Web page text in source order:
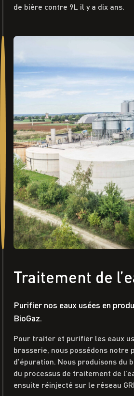
de bière contre 9L il y a dix ans.
Traitement de
Purifier nos eaux usées en
BioGaz.
Pour traiter et purifier les eaux
brasserie, nous possédons notre
d’épuration. Nous produisons du
du processus de traitement de
ensuite réinjecté sur le réseau